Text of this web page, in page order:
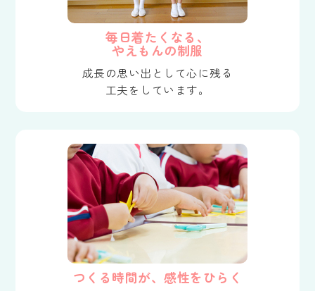
毎日着たくなる、
やえもんの制服
成長の思い出として心に残る
工夫をしています。
つくる時間が、感性をひらく